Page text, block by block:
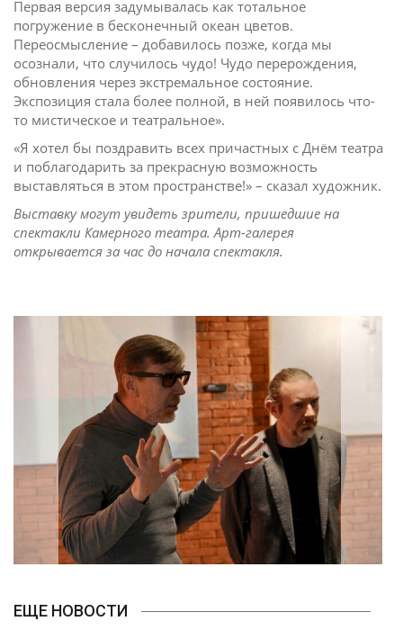
Первая версия задумывалась как тотальное
погружение в бесконечный океан цветов.
Переосмысление – добавилось позже, когда мы
осознали, что случилось чудо! Чудо перерождения,
обновления через экстремальное состояние.
Экспозиция стала более полной, в ней появилось что-
то мистическое и театральное».
«Я хотел бы поздравить всех причастных с Днём театра
и поблагодарить за прекрасную возможность
выставляться в этом пространстве!» – сказал художник.
Выставку могут увидеть зрители, пришедшие на
спектакли Камерного театра. Арт-галерея
открывается за час до начала спектакля.
ЕЩЕ НОВОСТИ